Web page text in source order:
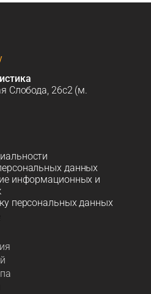
Слобода, 26с2 (м.
данных
информационных и
персональных данных